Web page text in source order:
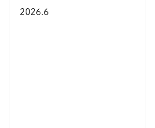
2026.6